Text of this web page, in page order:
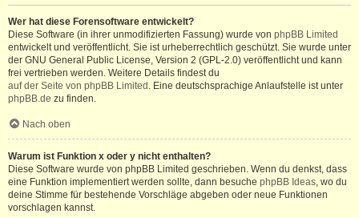
Wer hat diese Forensoftware entwickelt?
Diese Software (in ihrer unmodifizierten Fassung) wurde von phpBB Limited
entwickelt und veröffentlicht. Sie ist urheberrechtlich geschützt. Sie wurde unter
der GNU General Public License, Version 2 (GPL-2.0) veröffentlicht und kann
frei vertrieben werden. Weitere Details findest du
auf der Seite von phpBB Limited . Eine deutschsprachige Anlaufstelle ist unter
phpBB.de zu finden.
Nach oben
Warum ist Funktion x oder y nicht enthalten?
Diese Software wurde von phpBB Limited geschrieben. Wenn du denkst, dass
eine Funktion implementiert werden sollte, dann besuche phpBB Ideas, wo du
deine Stimme für bestehende Vorschläge abgeben oder neue Funktionen
vorschlagen kannst.